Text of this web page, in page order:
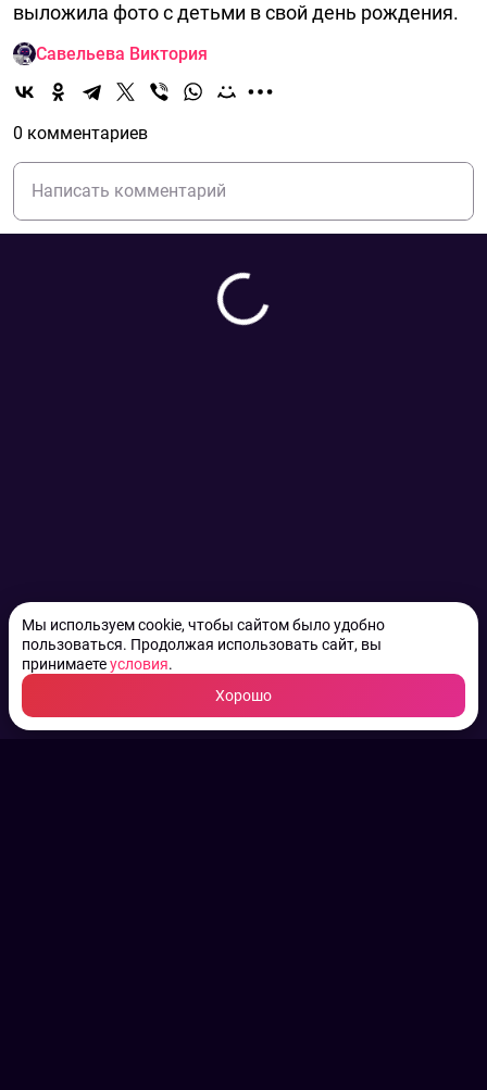
Мы используем cookie, чтобы сайтом было удобно
пользоваться. Продолжая использовать сайт, вы
принимаетеусловия.
Хорошо
выложила фото с детьми в свой день рождения.
Савельева Виктория
0 комментариев